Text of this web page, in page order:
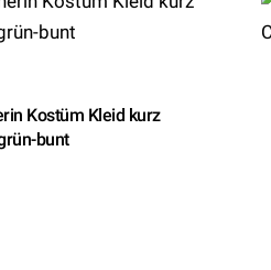
Kostüm Kleid kurz
bunt